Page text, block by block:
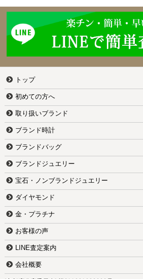
トップ
初めての方へ
取り扱いブランド
ブランド時計
ブランドバッグ
ブランドジュエリー
宝石・ノンブランドジュエリー
ダイヤモンド
金・プラチナ
お客様の声
LINE査定案内
会社概要